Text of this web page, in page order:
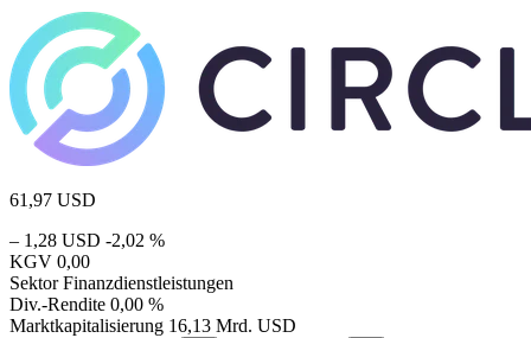
61,97 USD
– 1,28 USD -2,02 %
KGV 0,00
Sektor Finanzdienstleistungen
Div.-Rendite 0,00 %
Marktkapitalisierung 16,13 Mrd. USD